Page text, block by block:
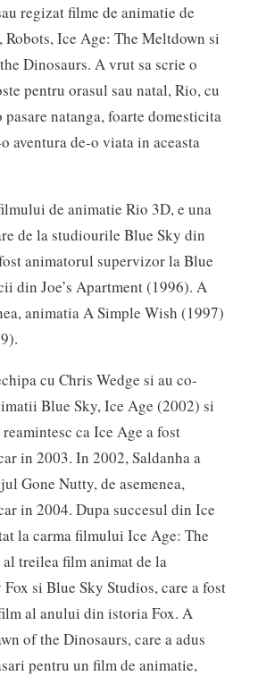
regizat filme de animatie de
Robots, Ice Age: The Meltdown si
Dinosaurs. A vrut sa scrie o
pentru orasul sau natal, Rio, cu
pasare natanga, foarte domesticita
aventura de-o viata in aceasta
de animatie Rio 3D, e una
de la studiourile Blue Sky din
animatorul supervizor la Blue
din Joe’s Apartment (1996). A
animatia A Simple Wish (1997)
cu Chris Wedge si au co-
Blue Sky, Ice Age (2002) si
ca Ice Age a fost
in 2003. In 2002, Saldanha a
Gone Nutty, de asemenea,
in 2004. Dupa succesul din Ice
la carma filmului Ice Age: The
treilea film animat de la
si Blue Sky Studios, care a fost
al anului din istoria Fox. A
of the Dinosaurs, care a adus
pentru un film de animatie,